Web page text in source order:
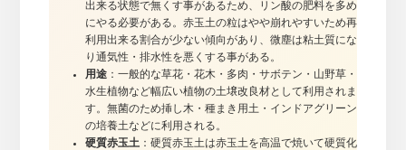
出来る状態で無くす事があるため、リン酸の肥料を多め
にやる必要がある。赤玉土の粒はやや崩れやすいため再
利用出来る割合が少ない傾向があり、微塵は粘土質にな
り通気性・排水性を悪くする事がある。
用途：一般的な草花・花木・多肉・サボテン・山野草・
水生植物など幅広い植物の土壌改良材として利用されま
す。無菌のため挿し木・種まき用土・インドアグリーン
の培養土などに利用される。
硬質赤玉土 ：硬質赤玉土は赤玉土を高温で焼いて硬質化